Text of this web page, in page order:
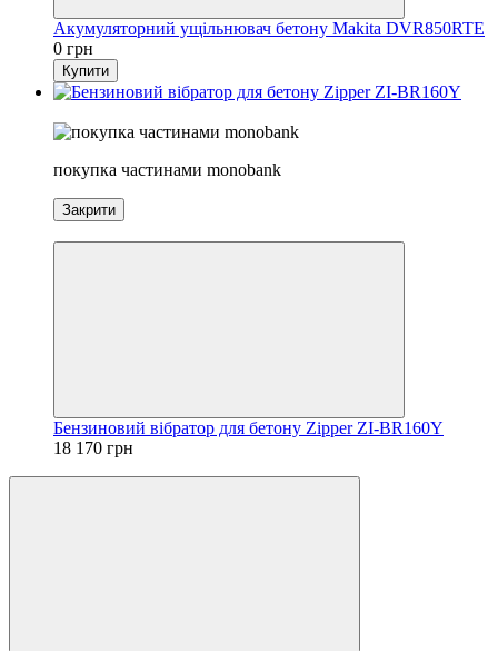
Акумуляторний ущільнювач бетону Makita DVR850RTE
0 грн
Купити
покупка частинами monobank
Закрити
Бензиновий вібратор для бетону Zipper ZI-BR160Y
18 170 грн